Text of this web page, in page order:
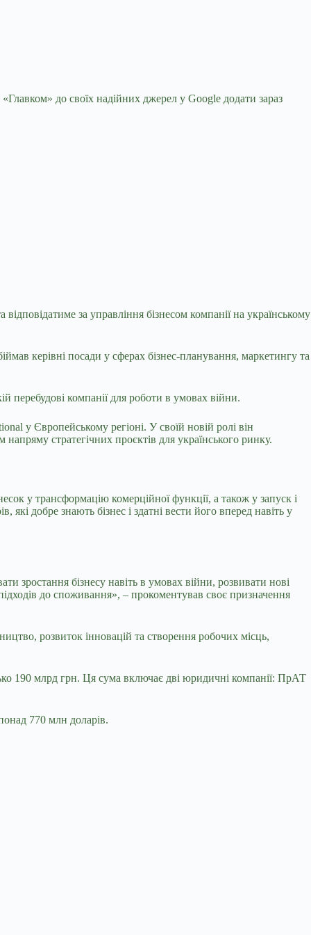
до своїх надійних джерел у Google додати зараз
за управління бізнесом компанії на українському
керівні посади у сферах бізнес-планування, маркетингу та
перебудові компанії для роботи в умовах війни.
у Європейському регіоні. У своїй новій ролі він
стратегічних проєктів для українського ринку.
у трансформацію комерційної функції, а також у запуск і
добре знають бізнес і здатні вести його вперед навіть у
зростання бізнесу навіть в умовах війни, розвивати нові
до споживання», – прокоментував своє призначення
розвиток інновацій та створення робочих місць,
190 млрд грн. Ця сума включає дві юридичні компанії: ПрАТ
770 млн доларів.